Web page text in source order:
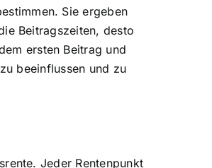
Sie ergeben
Beitragszeiten, desto
ersten Beitrag und
beeinflussen und zu
Jeder Rentenpunkt